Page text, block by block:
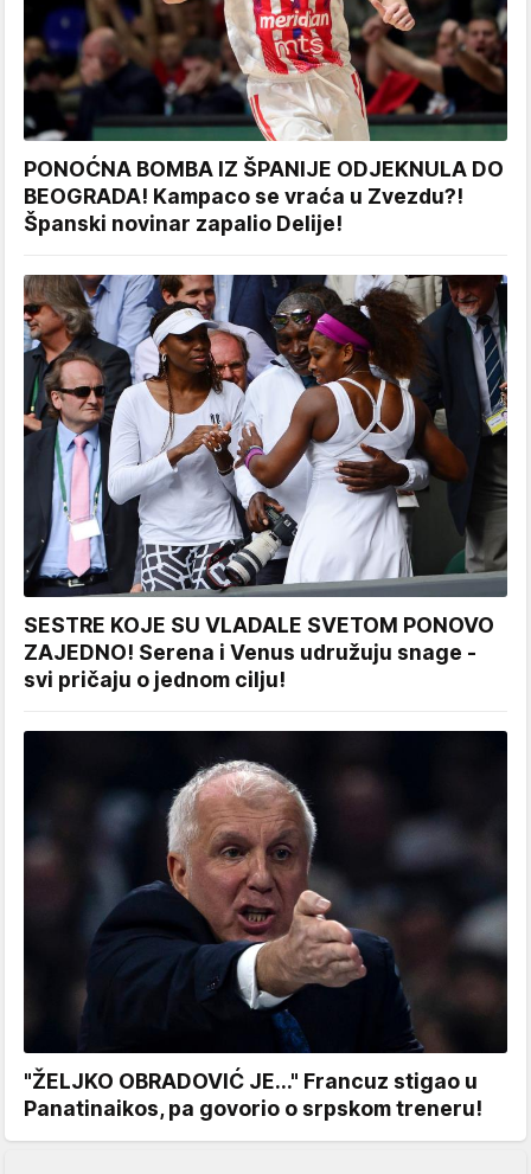
PONOĆNA BOMBA IZ ŠPANIJE ODJEKNULA DO
BEOGRADA! Kampaco se vraća u Zvezdu?!
Španski novinar zapalio Delije!
SESTRE KOJE SU VLADALE SVETOM PONOVO
ZAJEDNO! Serena i Venus udružuju snage -
svi pričaju o jednom cilju!
"ŽELJKO OBRADOVIĆ JE..." Francuz stigao u
Panatinaikos, pa govorio o srpskom treneru!